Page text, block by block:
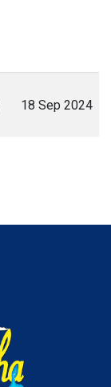
18 Sep 2024